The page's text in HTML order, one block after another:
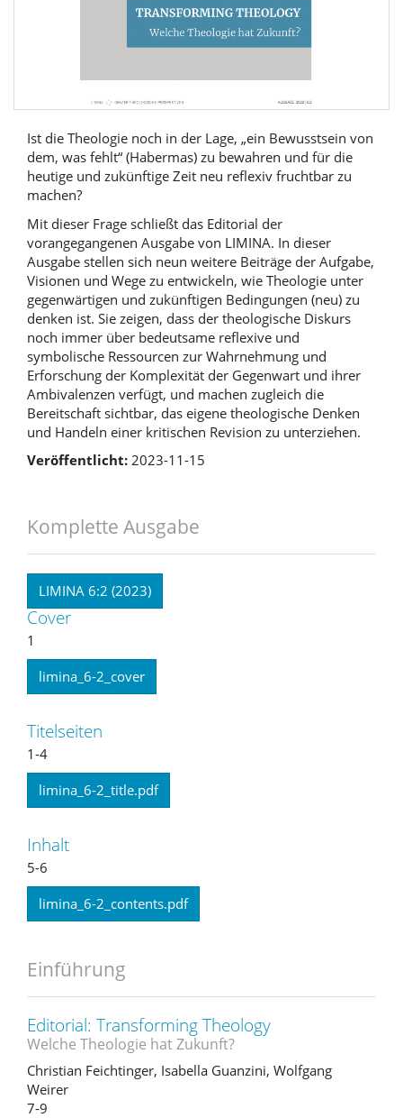
Ist die Theologie noch in der Lage, „ein Bewusstsein von
dem, was fehlt“ (Habermas) zu bewahren und für die
heutige und zukünftige Zeit neu reflexiv fruchtbar zu
machen?
Mit dieser Frage schließt das Editorial der
vorangegangenen Ausgabe von LIMINA. In dieser
Ausgabe stellen sich neun weitere Beiträge der Aufgabe,
Visionen und Wege zu entwickeln, wie Theologie unter
gegenwärtigen und zukünftigen Bedingungen (neu) zu
denken ist. Sie zeigen, dass der theologische Diskurs
noch immer über bedeutsame reflexive und
symbolische Ressourcen zur Wahrnehmung und
Erforschung der Komplexität der Gegenwart und ihrer
Ambivalenzen verfügt, und machen zugleich die
Bereitschaft sichtbar, das eigene theologische Denken
und Handeln einer kritischen Revision zu unterziehen.
Veröffentlicht: 2023-11-15
Komplette Ausgabe
LIMINA 6:2 (2023)
Cover
1
limina_6-2_cover
Titelseiten
1-4
limina_6-2_title.pdf
Inhalt
5-6
limina_6-2_contents.pdf
Einführung
Editorial: Transforming Theology
Welche Theologie hat Zukunft?
Christian Feichtinger, Isabella Guanzini, Wolfgang
Weirer
7-9